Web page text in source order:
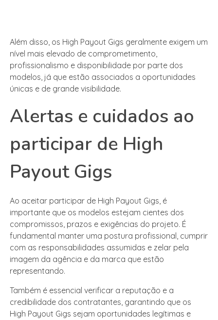
Além disso, os High Payout Gigs geralmente exigem um
nível mais elevado de comprometimento,
profissionalismo e disponibilidade por parte dos
modelos, já que estão associados a oportunidades
únicas e de grande visibilidade.
Alertas e cuidados ao
participar de High
Payout Gigs
Ao aceitar participar de High Payout Gigs, é
importante que os modelos estejam cientes dos
compromissos, prazos e exigências do projeto. É
fundamental manter uma postura profissional, cumprir
com as responsabilidades assumidas e zelar pela
imagem da agência e da marca que estão
representando.
Também é essencial verificar a reputação e a
credibilidade dos contratantes, garantindo que os
High Payout Gigs sejam oportunidades legítimas e